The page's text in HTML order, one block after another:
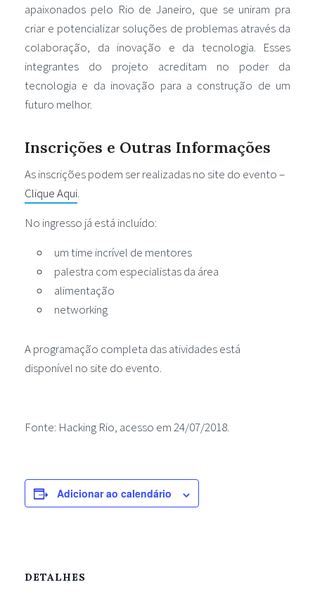
apaixonados pelo Rio de Janeiro, que se uniram pra
criar e potencializar soluções de problemas através da
colaboração, da inovação e da tecnologia. Esses
integrantes do projeto acreditam no poder da
tecnologia e da inovação para a construção de um
futuro melhor.
Inscrições e Outras Informações
As inscrições podem ser realizadas no site do evento –
Clique Aqui.
No ingresso já está incluído:
um time incrível de mentores
palestra com especialistas da área
alimentação
networking
A programação completa das atividades está
disponível no site do evento.
Fonte: Hacking Rio, acesso em 24/07/2018.
Adicionar ao calendário
DETALHES